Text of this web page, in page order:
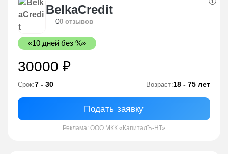
BelkaCredit
00 отзывов
«10 дней без %»
30000 ₽
Срок:7 - 30 Возраст:18 - 75 лет
Подать заявку
Реклама: ООО МКК «КапиталЪ-НТ»